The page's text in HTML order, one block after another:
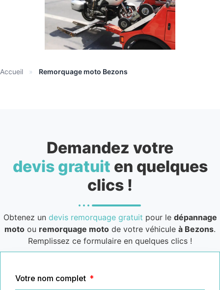
Accueil » Remorquage moto Bezons
Demandez votre
devis gratuit en quelques
clics !
Obtenez un devis remorquage gratuit pour le dépannage
moto ou remorquage moto de votre véhicule à Bezons.
Remplissez ce formulaire en quelques clics !
Votre nom complet